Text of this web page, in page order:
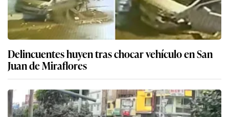
Delincuentes huyen tras chocar vehículo en San
Juan de Miraflores